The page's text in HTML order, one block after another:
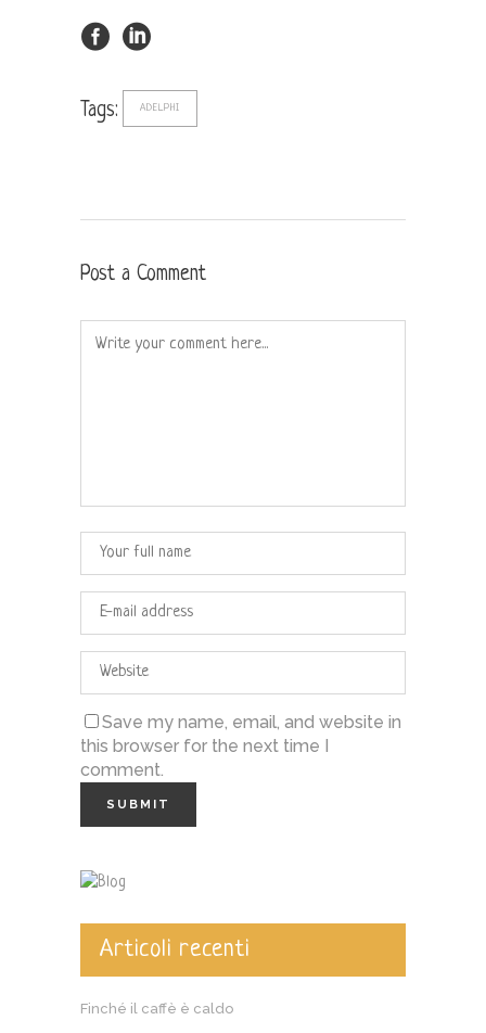
Tags: ADELPHI
Post a Comment
Save my name, email, and website in
this browser for the next time I
comment.
Articoli recenti
Finché il caffè è caldo